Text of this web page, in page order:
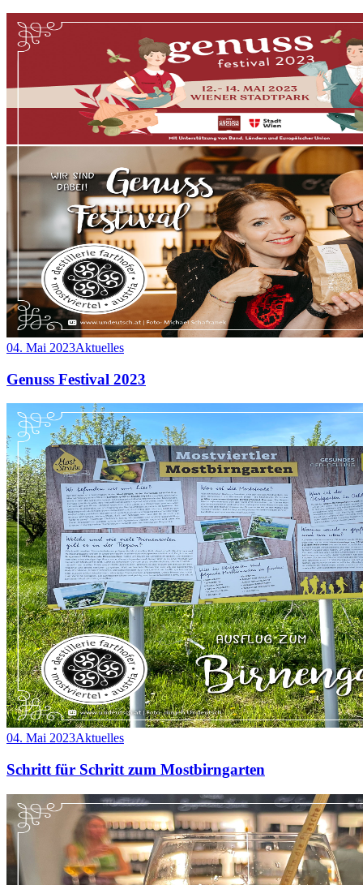
04. Mai 2023Aktuelles
Genuss Festival 2023
04. Mai 2023Aktuelles
Schritt für Schritt zum Mostbirngarten